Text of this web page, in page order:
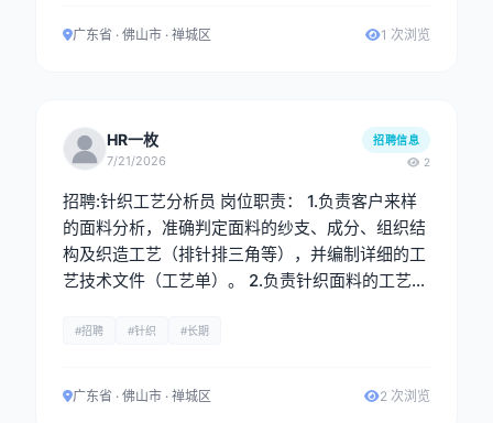
量问题。 任职要求： 男性，有成品布查布经验，
广东省 · 佛山市 · 禅城区 1 次浏览
HR一枚
7/21/2026
招聘信息
2
招聘:针织工艺分析员 岗位职责： 1.负责客户来样
的面料分析，准确判定面料的纱支、成分、组织结
构及织造工艺（排针排三角等），并编制详细的工
艺技术文件（工艺单）。 2.负责针织面料的工艺分
析、工艺单制作及生产技术支持工作。 3. 配合研
行上机分析、核价及成本控制。 4.与生产、品控、
#招聘 #针织 #长期
广东省 · 佛山市 · 禅城区 2 次浏览